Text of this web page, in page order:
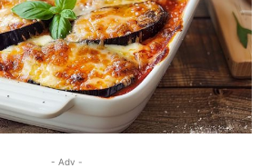
- Adv -